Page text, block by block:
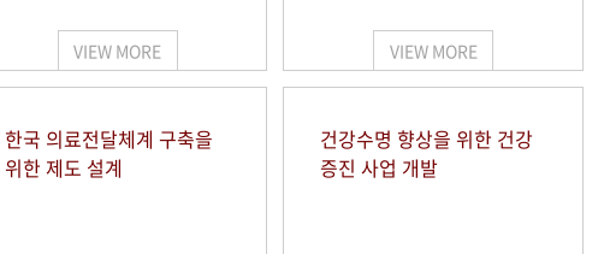
VIEW MORE VIEW MORE
한국 의료전달체계 구축을
위한 제도 설계
건강수명 향상을 위한 건강
증진 사업 개발